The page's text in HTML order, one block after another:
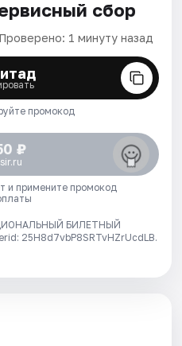
сбор
Проверено: 1 минуту назад
промокод
₽
и примените промокод
БИЛЕТНЫЙ
25H8d7vbP8SRTvHZrUcdLB.